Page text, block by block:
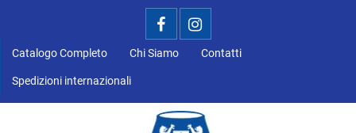
Catalogo Completo Chi Siamo Contatti
Spedizioni internazionali